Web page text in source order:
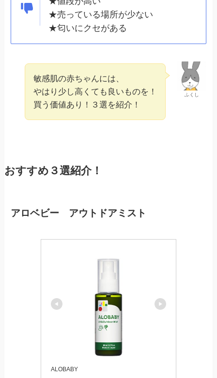
★売っている場所が少ない
★匂いにクセがある
ふくし
敏感肌の赤ちゃんには、
やはり少し高くても良いものを！
買う価値あり！３選を紹介！
おすすめ３選紹介！
アロベビー アウトドアミスト
ALOBABY